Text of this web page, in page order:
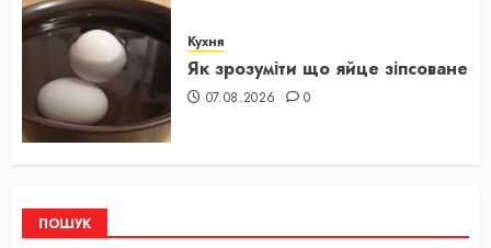
Кухня
Як зрозуміти що яйце зіпсоване
07.08.2026 0
ПОШУК